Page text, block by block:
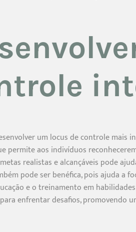
um locus de controle mais
permite aos indivíduos
realistas e alcançáveis pode
pode ser benéfica, pois ajuda a
e o treinamento em
enfrentar desafios, promovendo